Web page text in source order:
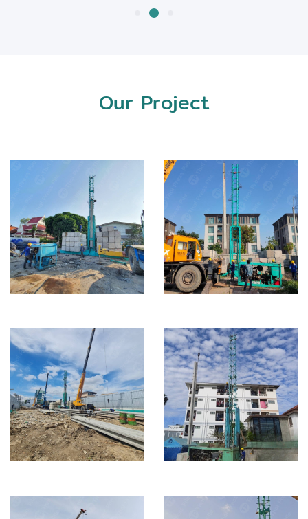
Our Project
วัดพระศรีมหาธาตุ
วรวิหาร (บางเขน)
Building
111 ต้น
Pembury Town
Home แจ้งวัฒนะ
10
I26 = 192 ต้น / I30 =
18 ต้น
โรงพยาบาลเอส
ลาดพร้าว 84
Building
805 ต้น
HOF (ซอยอุดมสุข
18)
Town Home
139